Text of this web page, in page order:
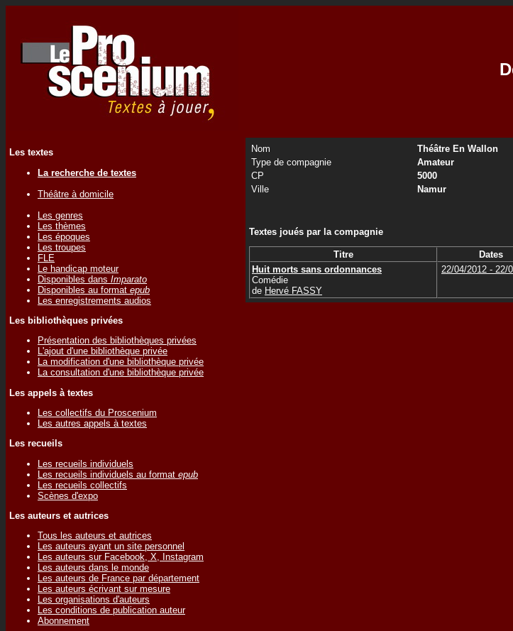
Les textes
La recherche de textes
Théâtre à domicile
Les genres
Les thèmes
Les époques
Les troupes
FLE
Le handicap moteur
Disponibles dans Imparato
Disponibles au format epub
Les enregistrements audios
Les bibliothèques privées
Présentation des bibliothèques privées
L'ajout d'une bibliothèque privée
La modification d'une bibliothèque privée
La consultation d'une bibliothèque privée
Les appels à textes
Les collectifs du Proscenium
Les autres appels à textes
Les recueils
Les recueils individuels
Les recueils individuels au format epub
Les recueils collectifs
Scènes d'expo
Les auteurs et autrices
Tous les auteurs et autrices
Les auteurs ayant un site personnel
Les auteurs sur Facebook, X, Instagram
Les auteurs dans le monde
Les auteurs de France par département
Les auteurs écrivant sur mesure
Les organisations d'auteurs
Les conditions de publication auteur
Abonnement
Nom
Théâtre En Wallon
Type de compagnie
Amateur
CP
5000
Ville
Namur
Textes joués par la compagnie
Titre Dates
Huit morts sans ordonnances
Comédie
de Hervé FASSY
22/04/2012 - 22/